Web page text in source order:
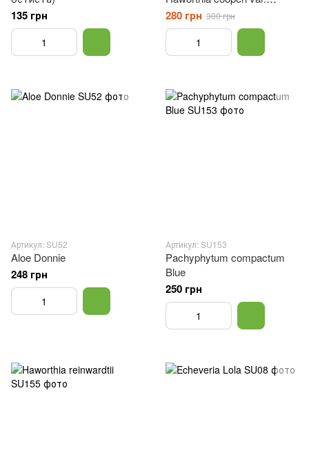
135 грн
pilifera, Haworthia cooperi
Baker
280 грн 300 грн
Артикул: SU52
Aloe Donnie
248 грн
Артикул: SU153
Pachyphytum compactum
Blue
250 грн